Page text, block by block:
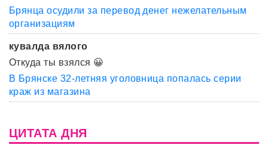
Брянца осудили за перевод денег нежелательным
организациям
кувалда вялого
Откуда ты взялся 😀
В Брянске 32-летняя уголовница попалась серии
краж из магазина
ЦИТАТА ДНЯ